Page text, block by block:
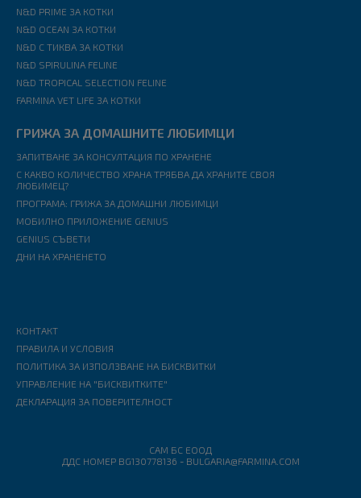
N&D PRIME ЗА КОТКИ
N&D OCEAN ЗА КОТКИ
N&D С ТИКВА ЗА КОТКИ
N&D SPIRULINA FELINE
N&D TROPICAL SELECTION FELINE
FARMINA VET LIFE ЗА КОТКИ
ГРИЖА ЗА ДОМАШНИТЕ ЛЮБИМЦИ
ЗАПИТВАНЕ ЗА КОНСУЛТАЦИЯ ПО ХРАНЕНЕ
С КАКВО КОЛИЧЕСТВО ХРАНА ТРЯБВА ДА ХРАНИТЕ СВОЯ
ЛЮБИМЕЦ?
ПРОГРАМА: ГРИЖА ЗА ДОМАШНИ ЛЮБИМЦИ
МОБИЛНО ПРИЛОЖЕНИЕ GENIUS
GENIUS СЪВЕТИ
ДНИ НА ХРАНЕНЕТО
КОНТАКТ
ПРАВИЛА И УСЛОВИЯ
ПОЛИТИКА ЗА ИЗПОЛЗВАНЕ НА БИСКВИТКИ
УПРАВЛЕНИЕ НА "БИСКВИТКИТЕ"
ДЕКЛАРАЦИЯ ЗА ПОВЕРИТЕЛНОСТ
САМ БС ЕООД
ДДС НОМЕР BG130778136 - BULGARIA@FARMINA.COM